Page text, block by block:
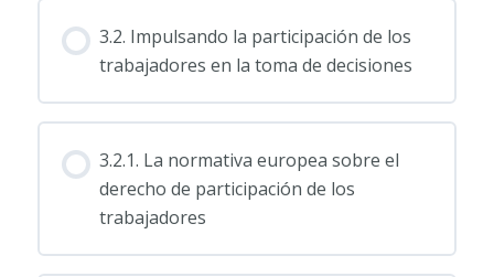
3.2. Impulsando la participación de los
trabajadores en la toma de decisiones
3.2.1. La normativa europea sobre el
derecho de participación de los
trabajadores